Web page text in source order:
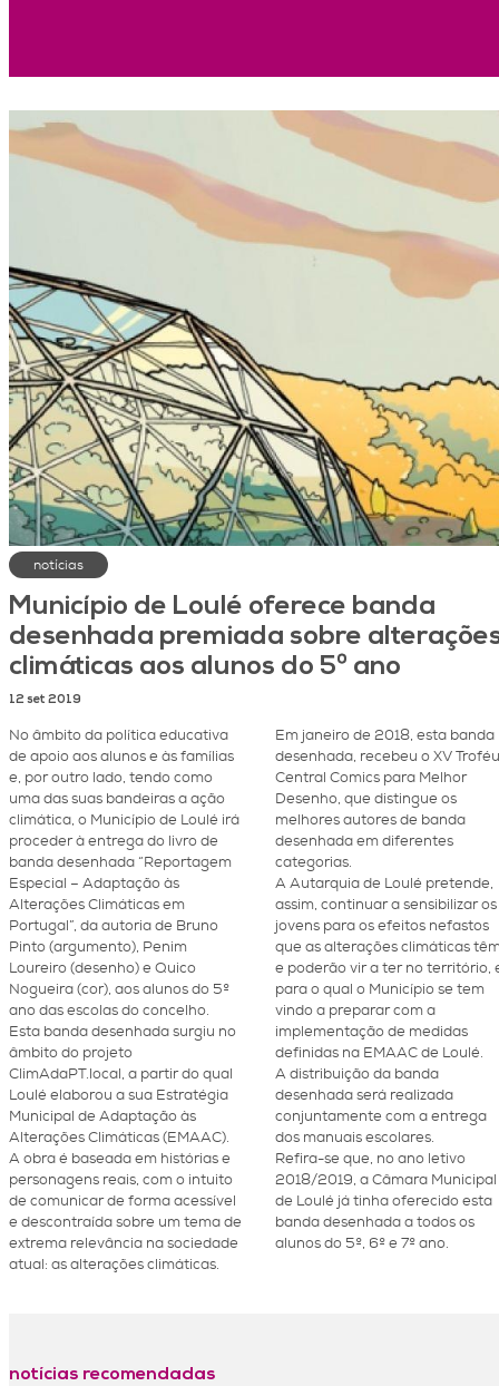
notícias
Município de Loulé oferece banda
desenhada premiada sobre
climáticas aos alunos do 5º ano
12 set 2019
No âmbito da política educativa
de apoio aos alunos e às famílias
e, por outro lado, tendo como
uma das suas bandeiras a ação
climática, o Município de Loulé irá
proceder à entrega do livro de
banda desenhada “Reportagem
Especial – Adaptação às
Alterações Climáticas em
Portugal”, da autoria de Bruno
Pinto (argumento), Penim
Loureiro (desenho) e Quico
Nogueira (cor), aos alunos do 5º
ano das escolas do concelho.
Esta banda desenhada surgiu no
âmbito do projeto
ClimAdaPT.local, a partir do qual
Loulé elaborou a sua Estratégia
Municipal de Adaptação às
Alterações Climáticas (EMAAC).
A obra é baseada em histórias e
personagens reais, com o intuito
de comunicar de forma acessível
e descontraída sobre um tema de
extrema relevância na sociedade
atual: as alterações climáticas.
Em janeiro de 2018, esta banda
desenhada, recebeu o XV Troféu
Central Comics para Melhor
Desenho, que distingue os
melhores autores de banda
desenhada em diferentes
categorias.
A Autarquia de Loulé pretende,
assim, continuar a sensibilizar os
jovens para os efeitos nefastos
que as alterações climáticas
e poderão vir a ter no território,
para o qual o Município se tem
vindo a preparar com a
implementação de medidas
definidas na EMAAC de Loulé.
A distribuição da banda
desenhada será realizada
conjuntamente com a entrega
dos manuais escolares.
Refira-se que, no ano letivo
2018/2019, a Câmara Municipal
de Loulé já tinha oferecido esta
banda desenhada a todos os
alunos do 5º, 6º e 7º ano.
notícias recomendadas